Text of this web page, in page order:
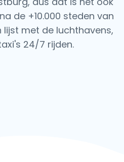
de +10.000 steden van
lijst met de luchthavens,
24/7 rijden.